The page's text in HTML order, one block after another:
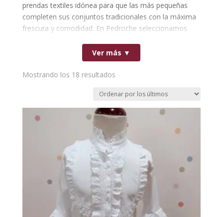
prendas textiles idónea para que las más pequeñas
completen sus conjuntos tradicionales con la máxima
frescura y comodidad. En Pedroche seleccionamos
destacados fabricantes de España, lo que te garantiza
tejidos suaves de alta calidad, patrones cómodos y
acabados de costura nacional muy resistentes.
ofrecen una fantástica variedad de modelos, volantes
y colores, ideales para combinar a la perfección tanto
con faldas rocieras como con pantalones camperos.
Explora nuestro catálogo y encuentra la prenda de
confección perfecta para que las niñas disfruten de las
ferias, romerías y caminos luciendo un estilo andaluz
con la total garantía de su origen 100% español.
Ver más ▼
Mostrando los 18 resultadosOrdenado
los
últimos